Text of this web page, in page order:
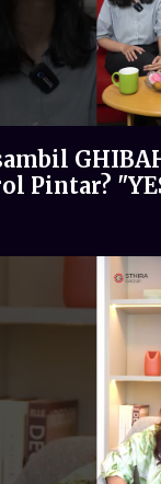
Pintar?